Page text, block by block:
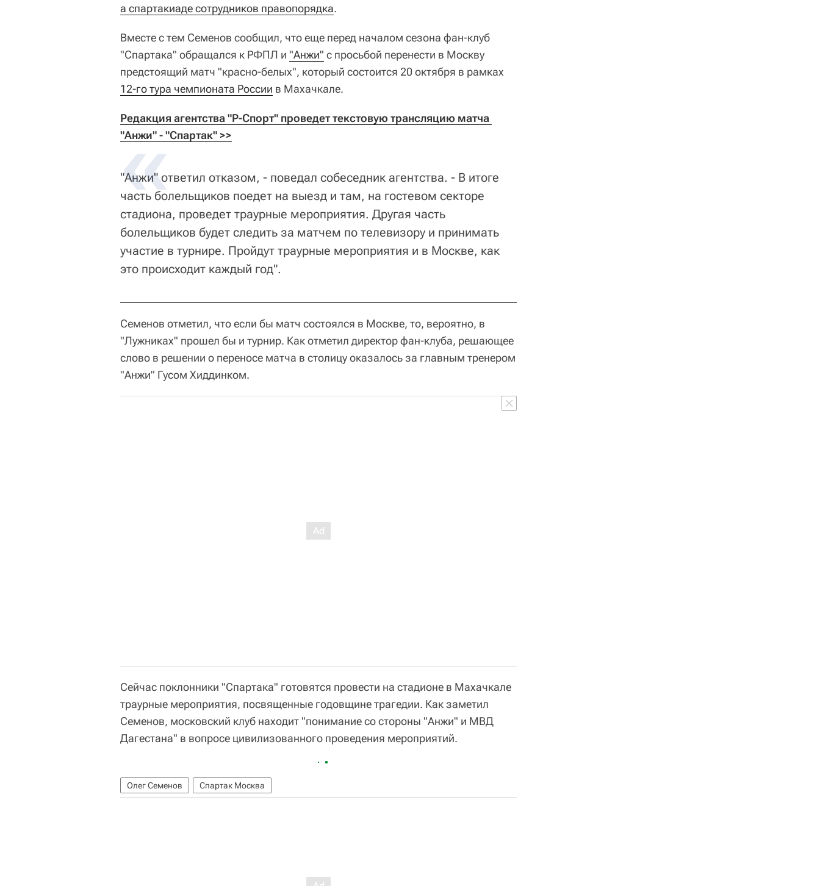
а спартакиаде сотрудников правопорядка.
Вместе с тем Семенов сообщил, что еще перед началом сезона фан-клуб
"Спартака" обращался к РФПЛ и "Анжи" с просьбой перенести в Москву
предстоящий матч "красно-белых", который состоится 20 октября в рамках
12-го тура чемпионата России в Махачкале.
Редакция агентства "Р-Спорт" проведет текстовую трансляцию матча
"Анжи" - "Спартак" >>
"Анжи" ответил отказом, - поведал собеседник агентства. - В итоге
часть болельщиков поедет на выезд и там, на гостевом секторе
стадиона, проведет траурные мероприятия. Другая часть
болельщиков будет следить за матчем по телевизору и принимать
участие в турнире. Пройдут траурные мероприятия и в Москве, как
это происходит каждый год".
Семенов отметил, что если бы матч состоялся в Москве, то, вероятно, в
"Лужниках" прошел бы и турнир. Как отметил директор фан-клуба, решающее
слово в решении о переносе матча в столицу оказалось за главным тренером
"Анжи" Гусом Хиддинком.
Сейчас поклонники "Спартака" готовятся провести на стадионе в Махачкале
траурные мероприятия, посвященные годовщине трагедии. Как заметил
Семенов, московский клуб находит "понимание со стороны "Анжи" и МВД
Дагестана" в вопросе цивилизованного проведения мероприятий.
Олег Семенов Спартак Москва